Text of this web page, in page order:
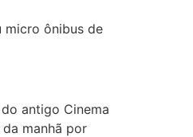
micro ônibus de
antigo Cinema
manhã por